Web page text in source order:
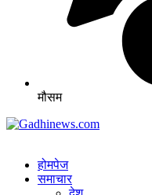
मौसम
होमपेज
समाचार